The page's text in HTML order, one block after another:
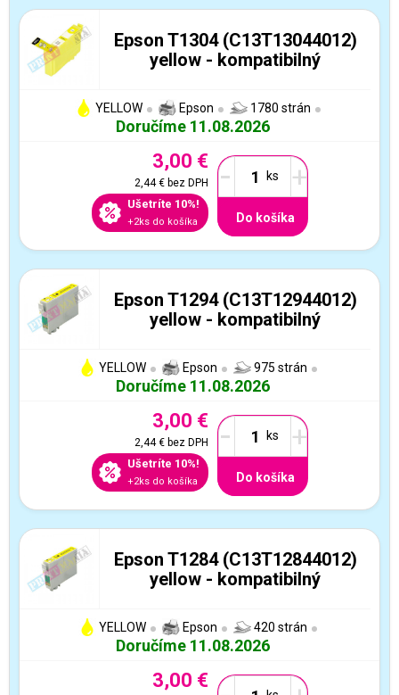
Epson T1304 (C13T13044012)
yellow - kompatibilný
YELLOW Epson 1780 strán
Doručíme 11.08.2026
3,00 €
2,44 €bez DPH
Ušetríte 10%!
+2ks do košíka
- +
Do košíka
Epson T1294 (C13T12944012)
yellow - kompatibilný
YELLOW Epson 975 strán
Doručíme 11.08.2026
3,00 €
2,44 €bez DPH
Ušetríte 10%!
+2ks do košíka
- +
Do košíka
Epson T1284 (C13T12844012)
yellow - kompatibilný
YELLOW Epson 420 strán
Doručíme 11.08.2026
3,00 €